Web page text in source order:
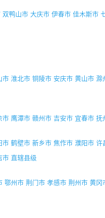
双鸭山市 大庆市 伊春市 佳木斯市
市 淮北市 铜陵市 安庆市 黄山市 滁
市 鹰潭市 赣州市 吉安市 宜春市 抚
市 鹤壁市 新乡市 焦作市 濮阳市 许
市 直辖县级
鄂州市 荆门市 孝感市 荆州市 黄冈